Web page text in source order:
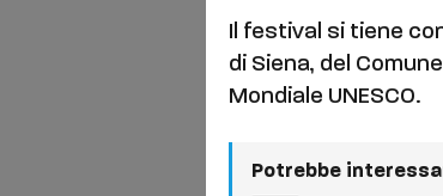
Il festival si tiene
di Siena, del
Mondiale UNESCO.
Potrebbe